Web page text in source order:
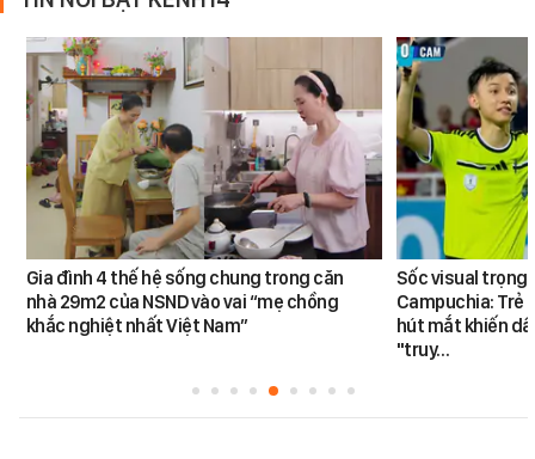
Gia đình 4 thế hệ sống chung trong căn
nhà 29m2 của NSND vào vai “mẹ chồng
khắc nghiệt nhất Việt Nam”
Sốc visual trọng
Campuchia: Trẻ
hút mắt khiến
"truy…